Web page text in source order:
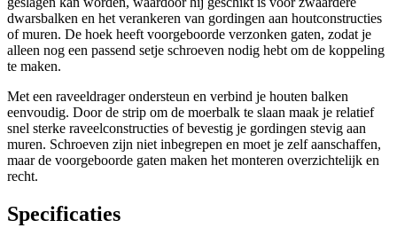
dwarsbalken en het verankeren van gordingen aan houtconstructies
of muren. De hoek heeft voorgeboorde verzonken gaten, zodat je
alleen nog een passend setje schroeven nodig hebt om de koppeling
te maken.
Met een raveeldrager ondersteun en verbind je houten balken
eenvoudig. Door de strip om de moerbalk te slaan maak je relatief
snel sterke raveelconstructies of bevestig je gordingen stevig aan
muren. Schroeven zijn niet inbegrepen en moet je zelf aanschaffen,
maar de voorgeboorde gaten maken het monteren overzichtelijk en
recht.
Specificaties